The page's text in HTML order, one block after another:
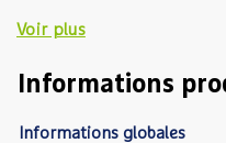
Voir plus
Informations
Informations globales